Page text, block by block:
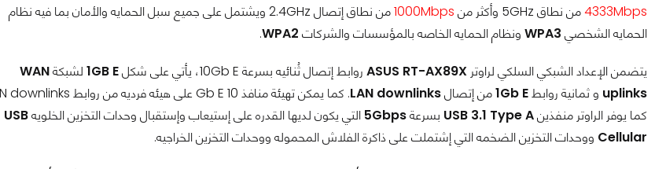
4333Mbpsمن نطاق 5GHz وأكثر من 1000Mbps
من نطاق إتصال 2.4GHz ويشتمل على جميع سبل الحمايه والأمان بما فيه نظام
الحمايه الشخصي WPA3 ونظام الحمايه الخاصه بالمؤسسات والشركات WPA2
.
يتضمن الإعداد الشبكي السلكي لراوتر ASUS RT-AX89X روابط إتصال ثُنائيه بسرعة 10Gb E، يأتي على شكل 1GB E لشبكةWAN
uplinks و ثمانية روابط1Gb Eمن إتصالLAN downlinks
كما يوفر الراوتر منفذينUSB 3.1 Type A بسرعة5Gbps التي يكون لديها القدره على إستيعاب وإستقبال وحدات التخزين الخلويهUSB
Cellular ووحدات التخزين الضخمه التي إشتملت على ذاكرة الفلاش المحموله ووحدات التخزين الخراجيه.